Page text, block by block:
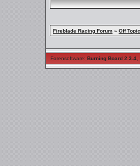
Fireblade Racing Forum » Off Topic
Forensoftware: Burning Board 2.3.4